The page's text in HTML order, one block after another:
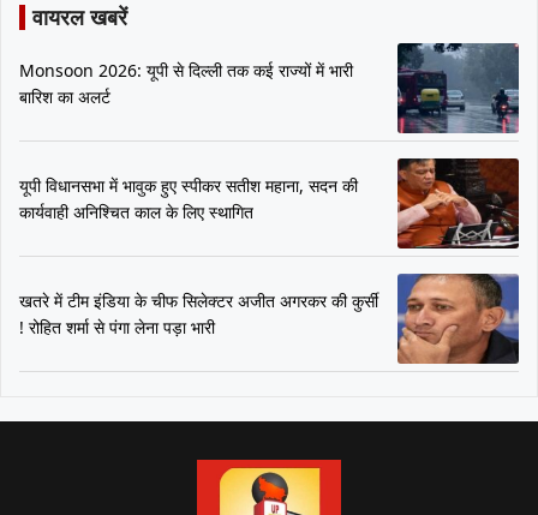
वायरल खबरें
Monsoon 2026: यूपी से दिल्ली तक कई राज्यों में भारी
बारिश का अलर्ट
यूपी विधानसभा में भावुक हुए स्पीकर सतीश महाना, सदन की
कार्यवाही अनिश्चित काल के लिए स्थागित
खतरे में टीम इंडिया के चीफ सिलेक्टर अजीत अगरकर की कुर्सी
! रोहित शर्मा से पंगा लेना पड़ा भारी